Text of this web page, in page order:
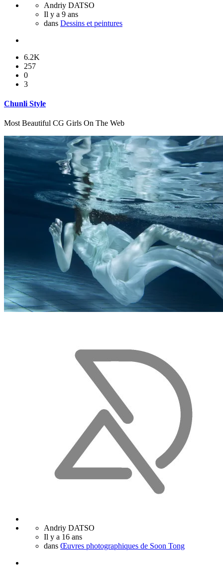
Andriy DATSO
Il y a 9 ans
dans Dessins et peintures
6.2K
257
0
3
Chunli Style
Most Beautiful CG Girls On The Web
Andriy DATSO
Il y a 16 ans
dans Œuvres photographiques de Soon Tong